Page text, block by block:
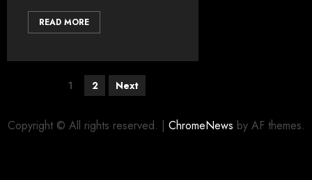
READ MORE
1 2 Next
Copyright © All rights reserved. | ChromeNews by AF themes.